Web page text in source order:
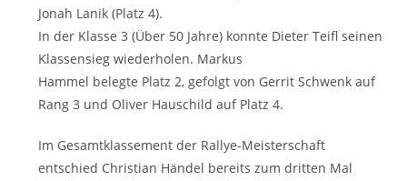
Jonah Lanik (Platz 4).
In der Klasse 3 (Über 50 Jahre) konnte Dieter Teifl seinen
Klassensieg wiederholen. Markus
Hammel belegte Platz 2, gefolgt von Gerrit Schwenk auf
Rang 3 und Oliver Hauschild auf Platz 4.
Im Gesamtklassement der Rallye-Meisterschaft
entschied Christian Händel bereits zum dritten Mal